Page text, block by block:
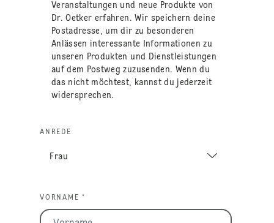
Veranstaltungen und neue Produkte von
Dr. Oetker erfahren. Wir speichern deine
Postadresse, um dir zu besonderen
Anlässen interessante Informationen zu
unseren Produkten und Dienstleistungen
auf dem Postweg zuzusenden. Wenn du
das nicht möchtest, kannst du jederzeit
widersprechen.
ANREDE
VORNAME *